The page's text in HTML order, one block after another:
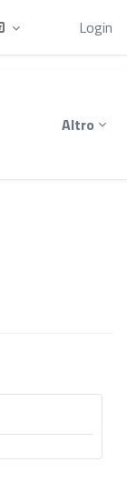
Login
Altro